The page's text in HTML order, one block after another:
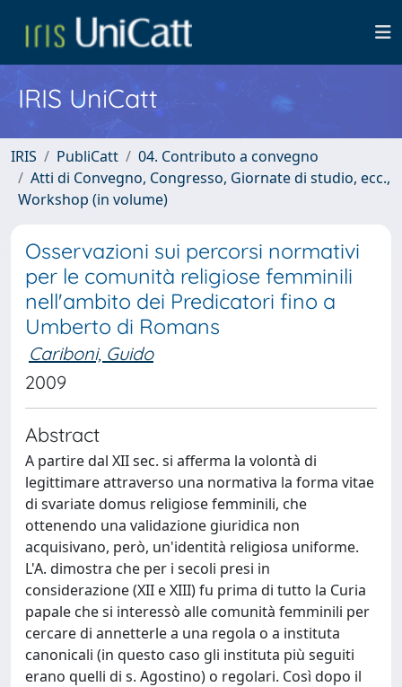
IRIS UniCatt
IRIS PubliCatt
04. Contributo a convegno
Atti di Convegno, Congresso, Giornate di studio, ecc.,
Workshop (in volume)
Osservazioni sui percorsi normativi
per le comunità religiose femminili
nell'ambito dei Predicatori fino a
Umberto di Romans
Cariboni, Guido
2009
Abstract
A partire dal XII sec. si afferma la volontà di
legittimare attraverso una normativa la forma vitae
di svariate domus religiose femminili, che
ottenendo una validazione giuridica non
acquisivano, però, un'identità religiosa uniforme.
L'A. dimostra che per i secoli presi in
considerazione (XII e XIII) fu prima di tutto la Curia
papale che si interessò alle comunità femminili per
cercare di annetterle a una regola o a instituta
canonicali (in questo caso gli instituta più seguiti
erano quelli di s. Agostino) o regolari. Così dopo il